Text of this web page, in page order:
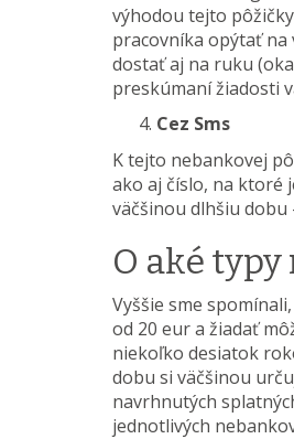
výhodou tejto
pracovníka opýtať na
dostať aj na ruku
preskúmaní žiadosti
Cez Sms
K tejto nebankovej
ako aj číslo, na ktoré
väčšinou dlhšiu dobu
O aké
Vyššie sme
od 20 eur a žiadať
niekoľko desiatok
dobu si väčšinou
navrhnutých
jednotlivých